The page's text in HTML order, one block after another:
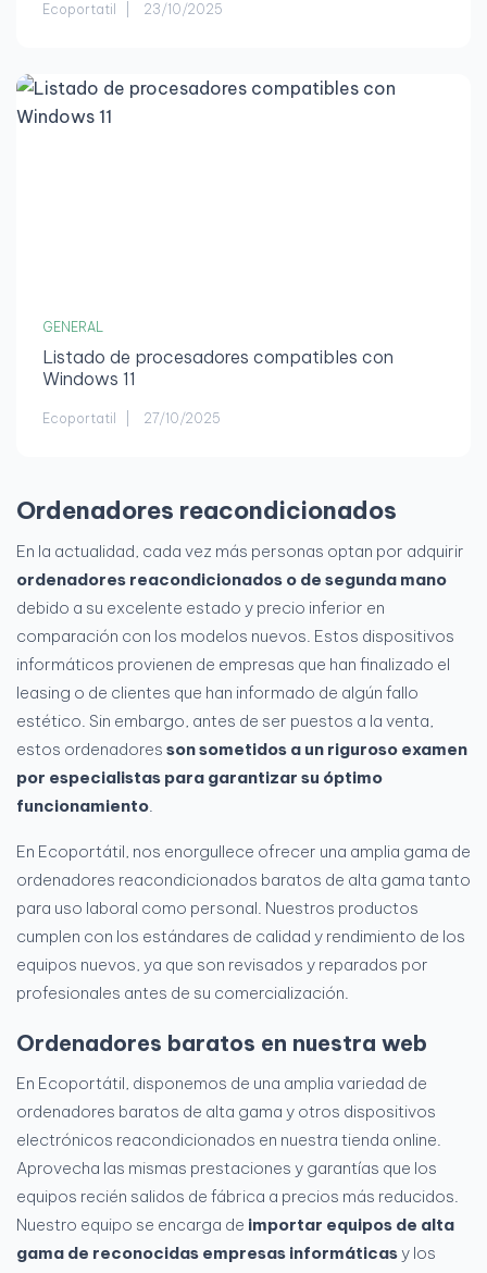
Ecoportatil 23/10/2025
GENERAL
Listado de procesadores compatibles con
Windows 11
Ecoportatil 27/10/2025
Ordenadores reacondicionados
En la actualidad, cada vez más personas optan por adquirir
ordenadores reacondicionados o de segunda mano
debido a su excelente estado y precio inferior en
comparación con los modelos nuevos. Estos dispositivos
informáticos provienen de empresas que han finalizado el
leasing o de clientes que han informado de algún fallo
estético. Sin embargo, antes de ser puestos a la venta,
estos ordenadores son sometidos a un riguroso examen
por especialistas para garantizar su óptimo
funcionamiento.
En Ecoportátil, nos enorgullece ofrecer una amplia gama de
ordenadores reacondicionados baratos de alta gama tanto
para uso laboral como personal. Nuestros productos
cumplen con los estándares de calidad y rendimiento de los
equipos nuevos, ya que son revisados y reparados por
profesionales antes de su comercialización.
Ordenadores baratos en nuestra web
En Ecoportátil, disponemos de una amplia variedad de
ordenadores baratos de alta gama y otros dispositivos
electrónicos reacondicionados en nuestra tienda online.
Aprovecha las mismas prestaciones y garantías que los
equipos recién salidos de fábrica a precios más reducidos.
Nuestro equipo se encarga de importar equipos de alta
gama de reconocidas empresas informáticasy los